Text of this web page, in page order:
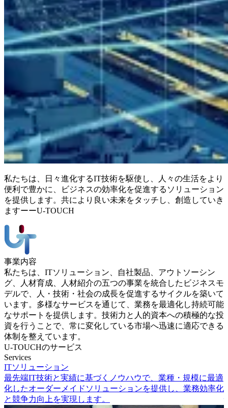
私たちは、日々進化するIT技術を駆使し、人々の生活をより
便利で豊かに、ビジネスの効率化を促進するソリューション
を提供します。共により良い未来をタッチし、創造していき
ますーーU-TOUCH
事業内容
私たちは、ITソリューション、自社製品、アウトソーシン
グ、人材育成、人材紹介の五つの事業を統合したビジネスモ
デルで、人・技術・社会の成長を促進するサイクルを築いて
います。多様なサービスを通じて、業務を最適化し持続可能
なサポートを提供します。技術力と人的資本への積極的な投
資を行うことで、常に変化している市場へ迅速に適応できる
体制を整えています。
U-TOUCHのサービス
Services
ITソリューション
最先端IT技術と実績に基づくノウハウで、業種・規模に最適
化したオーダーメイドソリューションを提供し、業務効率化
と競争力向上を実現します。